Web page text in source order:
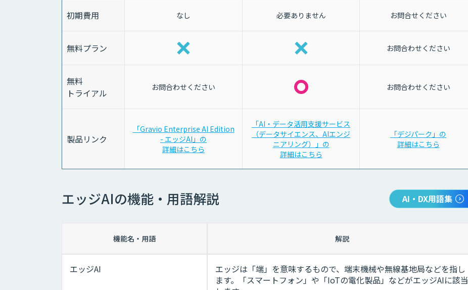
初期費用 なし 必要ありません お問合せください
無料プラン お問合わせください
無料
トライアル
お問合わせください お問合わせください
製品リンク
「Gravio Enterprise AI Edition
- エッジAI」の
詳細はこちら
「AI・データ活用支援サービス
（データサイエンス、AIエンジ
ニアリング）」の
詳細はこちら
「デジパーク」の
詳細はこちら
エッジAIの機能・用語解説 AI・DX用語集
機能名・用語 解説
エッジAI
エッジは「端」を意味するもので、端末機械や無線基地局などを指し
ます。「スマートフォン」や「IoTの電化製品」などがエッジAIに該当